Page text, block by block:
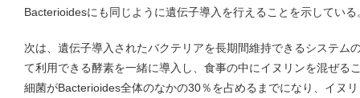
Bacterioidesにも同じように遺伝子導入を行えることを示している
次は、遺伝子導入されたバクテリアを長期間維持できるシステム
て利用できる酵素を一緒に導入し、食事の中にイヌリンを混ぜる
細菌がBacterioides全体のなかの30％を占めるまでになり、イヌ